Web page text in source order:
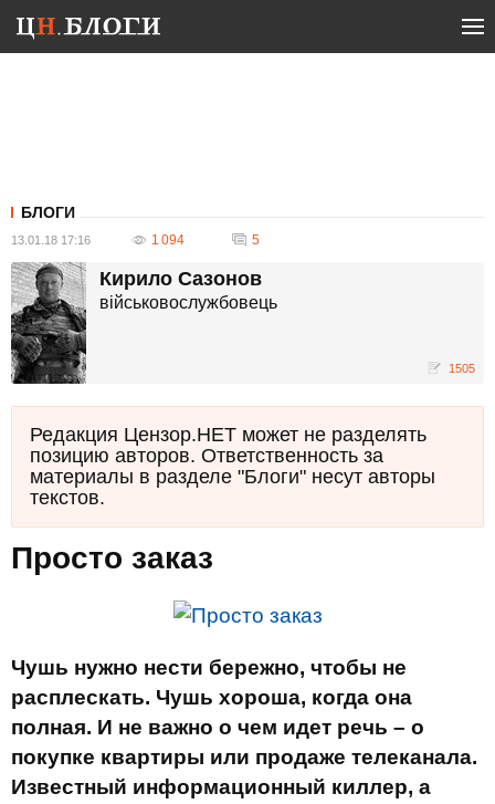
БЛОГИ
13.01.18 17:16 1 094 5
Кирило Сазонов
військовослужбовець
1505
Редакция Цензор.НЕТ может не разделять
позицию авторов. Ответственность за
материалы в разделе "Блоги" несут авторы
текстов.
Просто заказ
Чушь нужно нести бережно, чтобы не
расплескать. Чушь хороша, когда она
полная. И не важно о чем идет речь – о
покупке квартиры или продаже телеканала.
Известный информационный киллер, а